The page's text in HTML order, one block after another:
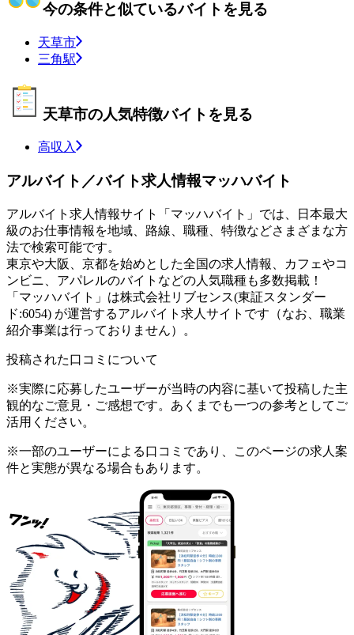
今の条件と似ているバイトを見る
天草市
三角駅
天草市の人気特徴バイトを見る
高収入
アルバイト／バイト求人情報マッハバイト
アルバイト求人情報サイト「マッハバイト」では、日本最大
級のお仕事情報を地域、路線、職種、特徴などさまざまな方
法で検索可能です。
東京や大阪、京都を始めとした全国の求人情報、カフェやコ
ンビニ、アパレルのバイトなどの人気職種も多数掲載！
「マッハバイト」は株式会社リブセンス(東証スタンダー
ド:6054) が運営するアルバイト求人サイトです（なお、職業
紹介事業は行っておりません）。
投稿された口コミについて
※実際に応募したユーザーが当時の内容に基いて投稿した主
観的なご意見・ご感想です。あくまでも一つの参考としてご
活用ください。
※一部のユーザーによる口コミであり、このページの求人案
件と実態が異なる場合もあります。